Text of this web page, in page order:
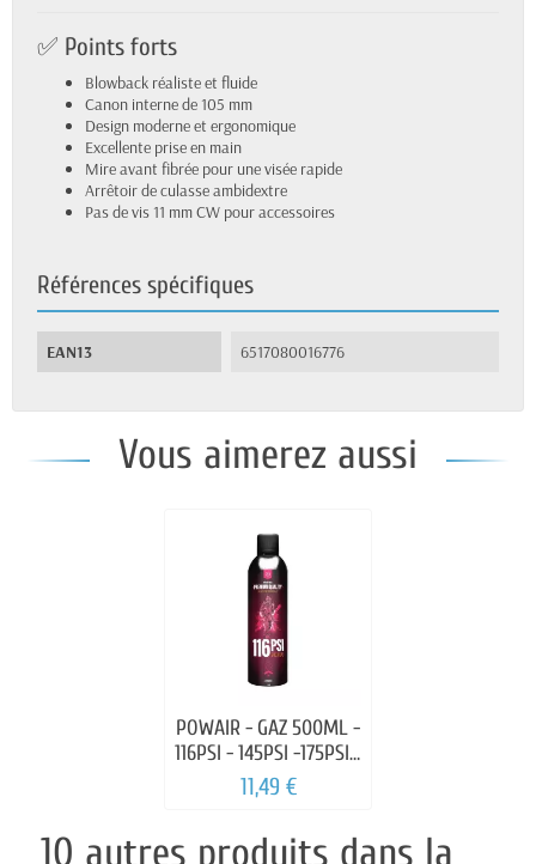
✅ Points forts
Blowback réaliste et fluide
Canon interne de 105 mm
Design moderne et ergonomique
Excellente prise en main
Mire avant fibrée pour une visée rapide
Arrêtoir de culasse ambidextre
Pas de vis 11 mm CW pour accessoires
Références spécifiques
EAN13 6517080016776
Vous aimerez aussi
POWAIR - GAZ 500ML -
116PSI - 145PSI -175PSI -
203PSI
11,49 €
10 autres produits dans la